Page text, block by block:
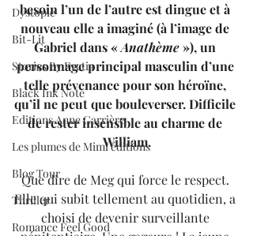
Dystopie
Bit-Lit
Stories By Fyctia
Black Ink Note
Editions Anne Carrière
Les plumes de Mimi éditions
Blog Tour
Thriller
Romance Feel Good
besoin l’un de l’autre est dingue et à
nouveau elle a imaginé (à l’image de
Gabriel dans « Anathème »), un
personnage principal masculin d’une
telle prévenance pour son héroïne,
qu’il ne peut que bouleverser. Difficile
de rester insensible au charme de
William.
Que dire de Meg qui force le respect.
Elle qui subit tellement au quotidien, a
choisi de devenir surveillante